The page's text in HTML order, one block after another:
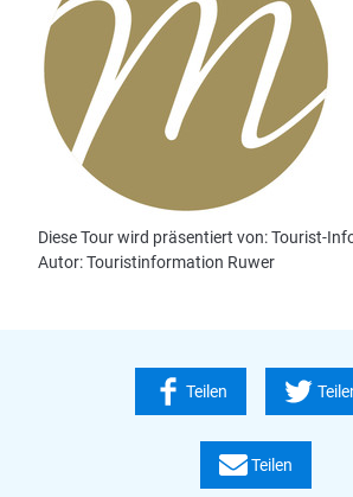
Diese Tour wird präsentiert von: Tourist-
Autor: Touristinformation Ruwer
Teilen
Teilen